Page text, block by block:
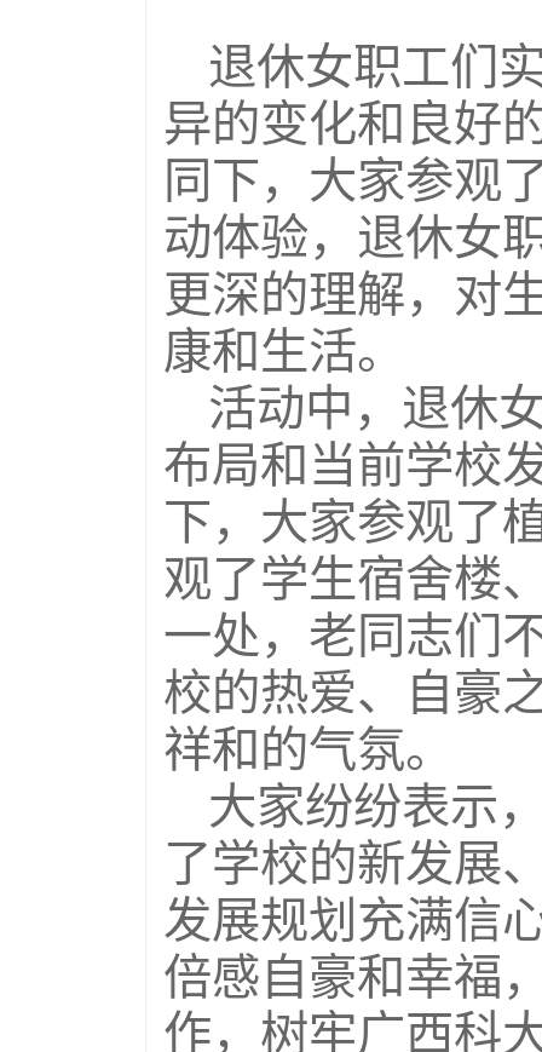
退休女职工们
异的变化和良好
同下，大家参观
动体验，退休女
更深的理解，对
康和生活。
活动中，退休
布局和当前学校
下，大家参观了
观了学生宿舍楼
一处，老同志们
校的热爱、自豪
祥和的气氛。
大家纷纷表示
了学校的新发展
发展规划充满信
倍感自豪和幸福
作，树牢广西科